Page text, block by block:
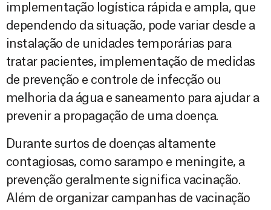
implementação logística rápida e ampla, que
dependendo da situação, pode variar desde a
instalação de unidades temporárias para
tratar pacientes, implementação de medidas
de prevenção e controle de infecção ou
melhoria da água e saneamento para ajudar a
prevenir a propagação de uma doença.
Durante surtos de doenças altamente
contagiosas, como sarampo e meningite, a
prevenção geralmente significa vacinação.
Além de organizar campanhas de vacinação